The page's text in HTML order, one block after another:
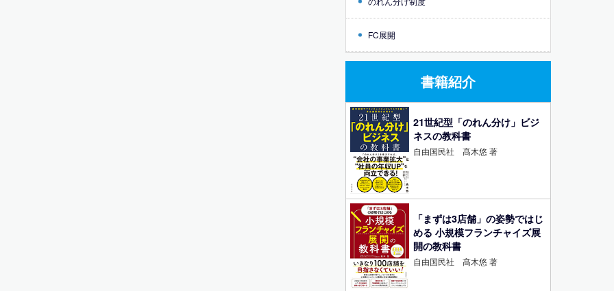
FC展開
書籍紹介
21世紀型「のれん分け」ビジ
ネスの教科書
自由国民社 髙木悠 著
「まずは3店舗」の姿勢ではじ
める 小規模フランチャイズ展
開の教科書
自由国民社 髙木悠 著